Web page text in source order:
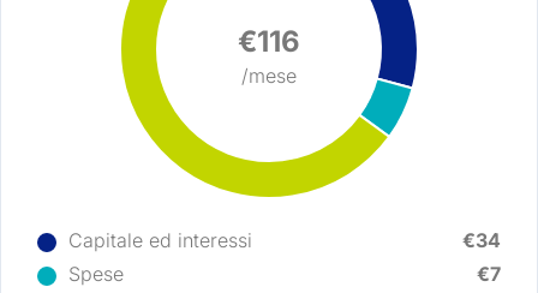
€116
/mese
Capitale ed interessi
€34
Spese
€7